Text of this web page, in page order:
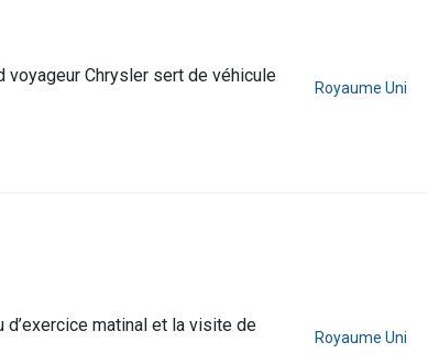
voyageur Chrysler sert de véhicule
Royaume Uni
d’exercice matinal et la visite de
Royaume Uni